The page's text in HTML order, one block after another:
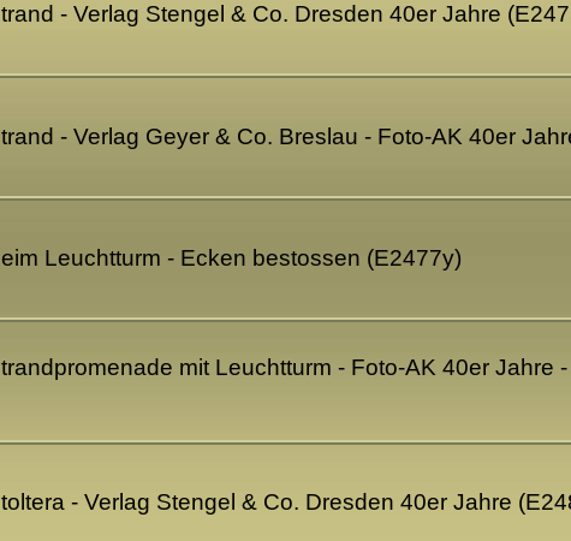
- Verlag Stengel & Co. Dresden 40er Jahre
- Verlag Geyer & Co. Breslau - Foto-AK 40er
Leuchtturm - Ecken bestossen (E2477y)
mit Leuchtturm - Foto-AK 40er Jahre
- Verlag Stengel & Co. Dresden 40er Jahre